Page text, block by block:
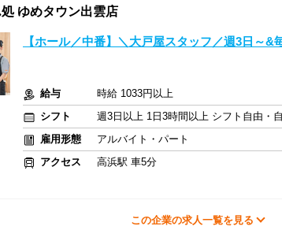
ゆめタウン出雲店
【ホール／中番】＼大戸屋スタッフ／週3日～
給与
時給 1033円以上
シフト
週3日以上 1日3時間以上 シフト自由・
雇用形態
アルバイト・パート
アクセス
高浜駅 車5分
この企業の求人一覧を見る